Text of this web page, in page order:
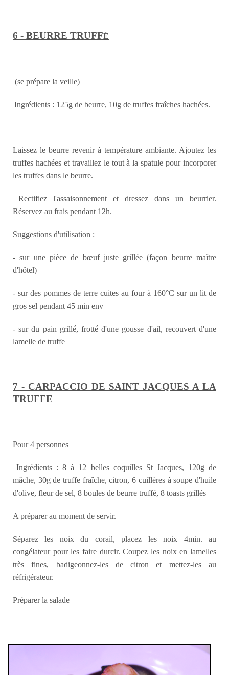
6 - BEURRE TRUFFÉ
(se prépare la veille)
Ingrédients : 125g de beurre, 10g de truffes fraîches hachées.
Laissez le beurre revenir à température ambiante. Ajoutez les
truffes hachées et travaillez le tout à la spatule pour incorporer
les truffes dans le beurre.
Rectifiez l'assaisonnement et dressez dans un beurrier.
Réservez au frais pendant 12h.
Suggestions d'utilisation :
- sur une pièce de bœuf juste grillée (façon beurre maître
d'hôtel)
- sur des pommes de terre cuites au four à 160°C sur un lit de
gros sel pendant 45 min env
- sur du pain grillé, frotté d'une gousse d'ail, recouvert d'une
lamelle de truffe
7 - CARPACCIO DE SAINT JACQUES A LA
TRUFFE
Pour 4 personnes
Ingrédients : 8 à 12 belles coquilles St Jacques, 120g de
mâche, 30g de truffe fraîche, citron, 6 cuillères à soupe d'huile
d'olive, fleur de sel, 8 boules de beurre truffé, 8 toasts grillés
A préparer au moment de servir.
Séparez les noix du corail, placez les noix 4min. au
congélateur pour les faire durcir. Coupez les noix en lamelles
très fines, badigeonnez-les de citron et mettez-les au
réfrigérateur.
Préparer la salade